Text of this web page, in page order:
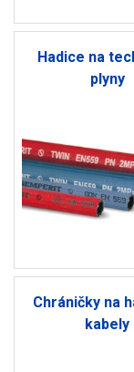
Hadice na
plyny
Chráničky na
kabely